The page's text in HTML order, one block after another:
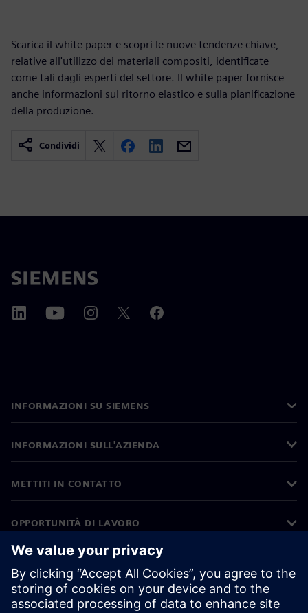
Scarica il white paper e scopri le nuove tendenze chiave,
relative all'utilizzo dei materiali compositi, identificate
come tali dagli esperti del settore. Il white paper fornisce
anche informazioni sul ritorno elastico e sulla pianificazione
della produzione.
Condividi
INFORMAZIONI SU SIEMENS
INFORMAZIONI SULL'AZIENDA
METTITI IN CONTATTO
OPPORTUNITÀ DI LAVORO
©Siemens 2026